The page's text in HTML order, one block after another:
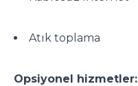
Atık toplama
Opsiyonel hizmetler: